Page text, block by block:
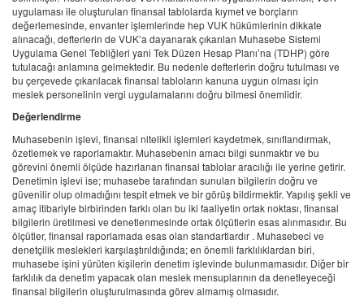
uygulaması ile oluşturulan finansal tablolarda kıymet ve borçların
değerlemesinde, envanter işlemlerinde hep VUK hükümlerinin dikkate
alınacağı, defterlerin de VUK’a dayanarak çıkarılan Muhasebe Sistemi
Uygulama Genel Tebliğleri yani Tek Düzen Hesap Planı’na (TDHP) göre
tutulacağı anlamına gelmektedir. Bu nedenle defterlerin doğru tutulması ve
bu çerçevede çıkarılacak finansal tabloların kanuna uygun olması için
meslek personelinin vergi uygulamalarını doğru bilmesi önemlidir.
Değerlendirme
Muhasebenin işlevi, finansal nitelikli işlemleri kaydetmek, sınıflandırmak,
özetlemek ve raporlamaktır. Muhasebenin amacı bilgi sunmaktır ve bu
görevini önemli ölçüde hazırlanan finansal tablolar aracılığı ile yerine getirir.
Denetimin işlevi ise; muhasebe tarafından sunulan bilgilerin doğru ve
güvenilir olup olmadığını tespit etmek ve bir görüş bildirmektir. Yapılış şekli ve
amaç itibariyle birbirinden farklı olan bu iki faaliyetin ortak noktası, finansal
bilgilerin üretilmesi ve denetlenmesinde ortak ölçütlerin esas alınmasıdır. Bu
ölçütler, finansal raporlamada esas olan standartlardır . Muhasebeci ve
denetçilik meslekleri karşılaştırıldığında; en önemli farklılıklardan biri,
muhasebe işini yürüten kişilerin denetim işlevinde bulunmamasıdır. Diğer bir
farklılık da denetim yapacak olan meslek mensuplarının da denetleyeceği
finansal bilgilerin oluşturulmasında görev almamış olmasıdır.